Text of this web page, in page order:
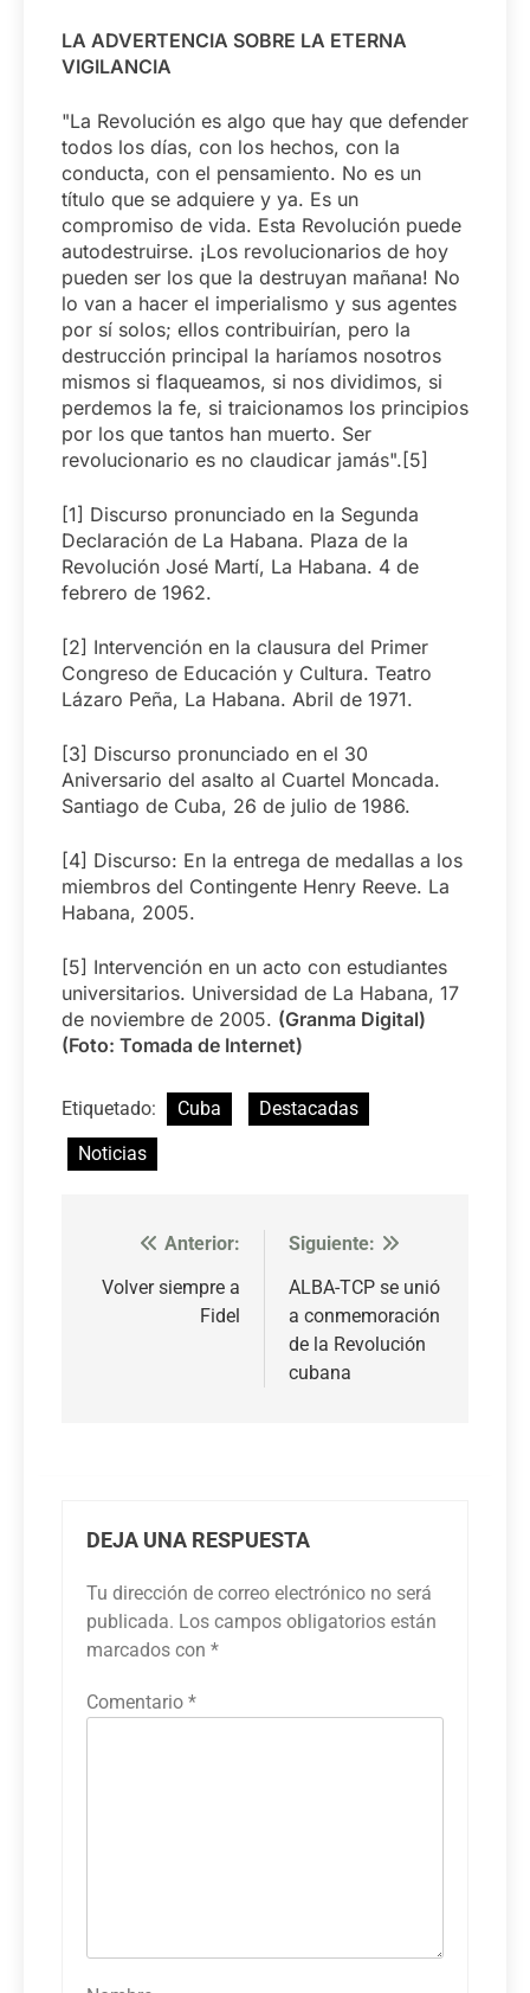
LA ADVERTENCIA SOBRE LA ETERNA
VIGILANCIA
"La Revolución es algo que hay que defender
todos los días, con los hechos, con la
conducta, con el pensamiento. No es un
título que se adquiere y ya. Es un
compromiso de vida. Esta Revolución puede
autodestruirse. ¡Los revolucionarios de hoy
pueden ser los que la destruyan mañana! No
lo van a hacer el imperialismo y sus agentes
por sí solos; ellos contribuirían, pero la
destrucción principal la haríamos nosotros
mismos si flaqueamos, si nos dividimos, si
perdemos la fe, si traicionamos los principios
por los que tantos han muerto. Ser
revolucionario es no claudicar jamás".[5]
[1] Discurso pronunciado en la Segunda
Declaración de La Habana. Plaza de la
Revolución José Martí, La Habana. 4 de
febrero de 1962.
[2] Intervención en la clausura del Primer
Congreso de Educación y Cultura. Teatro
Lázaro Peña, La Habana. Abril de 1971.
[3] Discurso pronunciado en el 30
Aniversario del asalto al Cuartel Moncada.
Santiago de Cuba, 26 de julio de 1986.
[4] Discurso: En la entrega de medallas a los
miembros del Contingente Henry Reeve. La
Habana, 2005.
[5] Intervención en un acto con estudiantes
universitarios. Universidad de La Habana, 17
de noviembre de 2005. (Granma Digital)
(Foto: Tomada de Internet)
Etiquetado: Cuba
Destacadas
Noticias
Navegación
de
Anterior:
Volver siempre a
Fidel
Siguiente:
ALBA-TCP se unió
a conmemoración
de la Revolución
cubana
DEJA UNA RESPUESTA
Tu dirección de correo electrónico no será
publicada. Los campos obligatorios están
marcados con *
Comentario *